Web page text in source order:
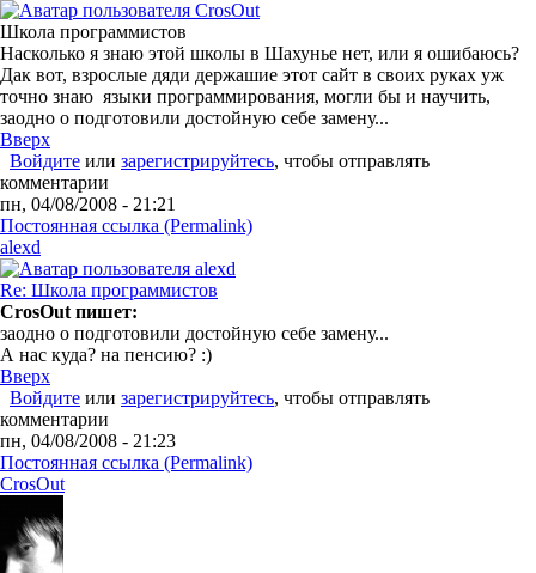
Школа программистов
Насколько я знаю этой школы в Шахунье нет, или я ошибаюсь?
Дак вот, взрослые дяди держашие этот сайт в своих руках уж
точно знаю языки программирования, могли бы и научить,
заодно о подготовили достойную себе замену...
Вверх
Войдите или зарегистрируйтесь, чтобы отправлять
комментарии
пн, 04/08/2008 - 21:21
Постоянная ссылка (Permalink)
alexd
Re: Школа программистов
CrosOut пишет:
заодно о подготовили достойную себе замену...
А нас куда? на пенсию? :)
Вверх
Войдите или зарегистрируйтесь, чтобы отправлять
комментарии
пн, 04/08/2008 - 21:23
Постоянная ссылка (Permalink)
CrosOut